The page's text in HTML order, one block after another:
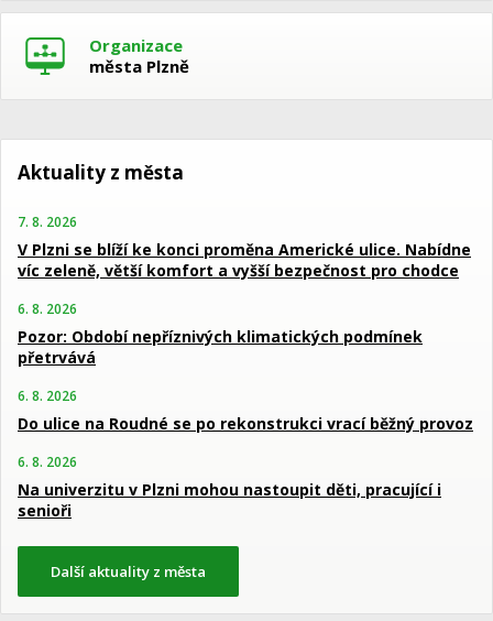
Organizace
města Plzně
Aktuality z města
7. 8. 2026
V Plzni se blíží ke konci proměna Americké ulice. Nabídne
víc zeleně, větší komfort a vyšší bezpečnost pro chodce
6. 8. 2026
Pozor: Období nepříznivých klimatických podmínek
přetrvává
6. 8. 2026
Do ulice na Roudné se po rekonstrukci vrací běžný provoz
6. 8. 2026
Na univerzitu v Plzni mohou nastoupit děti, pracující i
senioři
Další aktuality z města